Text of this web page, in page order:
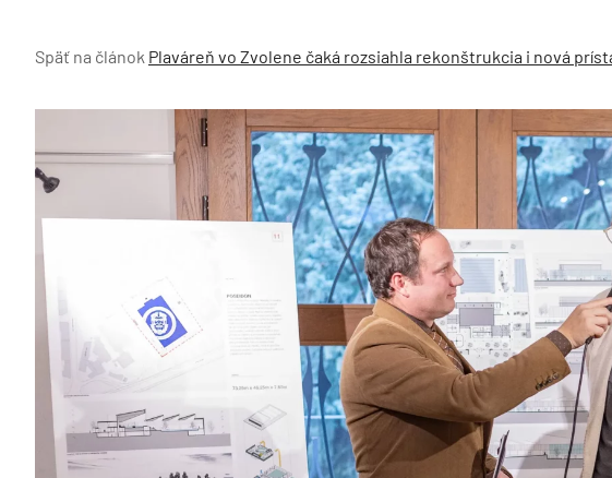
Späť na článok Plaváreň vo Zvolene čaká rozsiahla rekonštrukcia i nová